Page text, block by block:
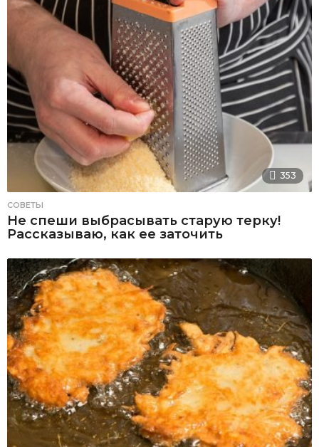
353
СОВЕТЫ
Не спеши выбрасывать старую терку!
Рассказываю, как ее заточить